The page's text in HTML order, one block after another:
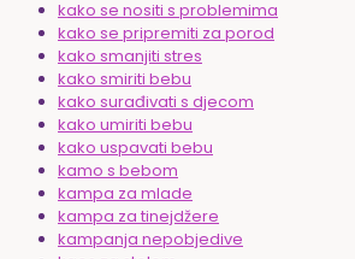
kako se nositi s problemima
kako se pripremiti za porod
kako smanjiti stres
kako smiriti bebu
kako surađivati s djecom
kako umiriti bebu
kako uspavati bebu
kamo s bebom
kampa za mlade
kampa za tinejdžere
kampanja nepobjedive